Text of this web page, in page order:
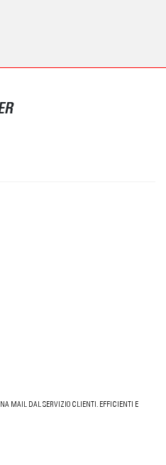
MAIL DAL SERVIZIO CLIENTI. EFFICIENTI E